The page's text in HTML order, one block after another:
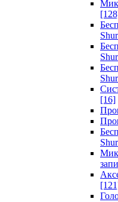
[16]